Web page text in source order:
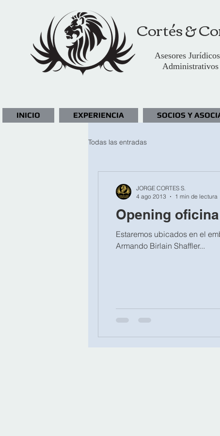
Cortés &
Asesores
Administrativos
INICIO EXPERIENCIA SOCIOS Y
Todas las entradas
Opening
Estaremos ubicados en el
Armando Birlain Shaffler...
JORGE CORTES S.
4 ago 2013
1 min de lectura